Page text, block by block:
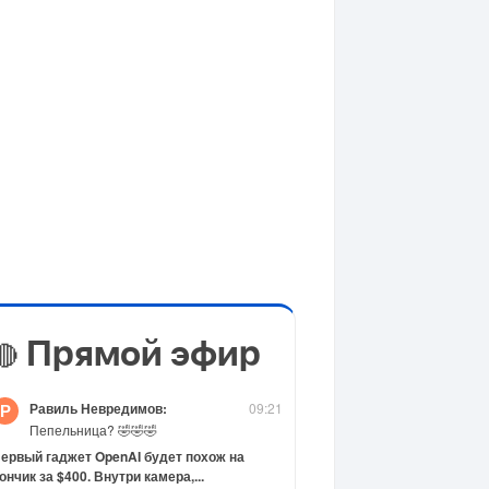
Прямой эфир
09:21
Р Равиль Невредимов:
Пепельница? 🤣🤣🤣
гаджет OpenAI будет похож на
за $400. Внутри камера,...